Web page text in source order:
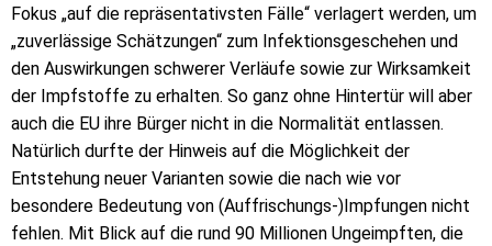
Fokus „auf die repräsentativsten Fälle“ verlagert werden, um
„zuverlässige Schätzungen“ zum Infektionsgeschehen und
den Auswirkungen schwerer Verläufe sowie zur Wirksamkeit
der Impfstoffe zu erhalten. So ganz ohne Hintertür will aber
auch die EU ihre Bürger nicht in die Normalität entlassen.
Natürlich durfte der Hinweis auf die Möglichkeit der
Entstehung neuer Varianten sowie die nach wie vor
besondere Bedeutung von (Auffrischungs-)Impfungen nicht
fehlen. Mit Blick auf die rund 90 Millionen Ungeimpften, die